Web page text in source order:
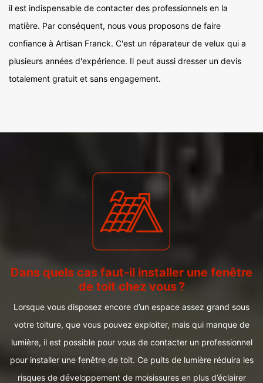
il est indispensable de contacter des professionnels en la
matière. Par conséquent, nous vous proposons de faire
confiance à Artisan Franck. C'est un réparateur de velux qui a
plusieurs années d'expérience. Il peut aussi dresser un devis
totalement gratuit et sans engagement.
Dans quels cas faut-il installer une fenêtre
de toit chez vous ?
Lorsque vous disposez encore d’un espace assez grand sous
votre toiture, que vous pouvez exploiter, mais qui manque de
lumière, il est possible pour vous de contacter un professionnel
pour installer une fenêtre de toit. Ce puits de lumière réduira les
risques de développement de moisissures en plus d’éclairer